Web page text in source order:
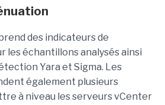
des indicateurs de
les échantillons analysés ainsi
Yara et Sigma. Les
également plusieurs
à niveau les serveurs vCenter